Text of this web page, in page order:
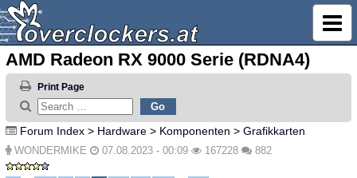
AMD Radeon RX 9000 Serie (RDNA4)
Print Page
Forum Index > Hardware > Komponenten > Grafikkarten
WONDERMIKE 07.08.2023 - 00:09 167228 882